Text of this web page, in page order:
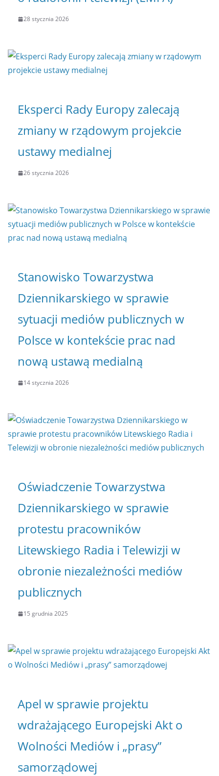
28 stycznia 2026
Eksperci Rady Europy zalecają
zmiany w rządowym projekcie
ustawy medialnej
26 stycznia 2026
Stanowisko Towarzystwa
Dziennikarskiego w sprawie
sytuacji mediów publicznych w
Polsce w kontekście prac nad
nową ustawą medialną
14 stycznia 2026
Oświadczenie Towarzystwa
Dziennikarskiego w sprawie
protestu pracowników
Litewskiego Radia i Telewizji w
obronie niezależności mediów
publicznych
15 grudnia 2025
Apel w sprawie projektu
wdrażającego Europejski Akt o
Wolności Mediów i „prasy”
samorządowej